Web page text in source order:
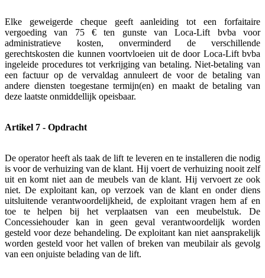
Elke geweigerde cheque geeft aanleiding tot een forfaitaire
vergoeding van 75 € ten gunste van Loca-Lift bvba voor
administratieve kosten, onverminderd de verschillende
gerechtskosten die kunnen voortvloeien uit de door Loca-Lift bvba
ingeleide procedures tot verkrijging van betaling. Niet-betaling van
een factuur op de vervaldag annuleert de voor de betaling van
andere diensten toegestane termijn(en) en maakt de betaling van
deze laatste onmiddellijk opeisbaar.
Artikel 7 - Opdracht
De operator heeft als taak de lift te leveren en te installeren die nodig
is voor de verhuizing van de klant. Hij voert de verhuizing nooit zelf
uit en komt niet aan de meubels van de klant. Hij vervoert ze ook
niet. De exploitant kan, op verzoek van de klant en onder diens
uitsluitende verantwoordelijkheid, de exploitant vragen hem af en
toe te helpen bij het verplaatsen van een meubelstuk. De
Concessiehouder kan in geen geval verantwoordelijk worden
gesteld voor deze behandeling. De exploitant kan niet aansprakelijk
worden gesteld voor het vallen of breken van meubilair als gevolg
van een onjuiste belading van de lift.